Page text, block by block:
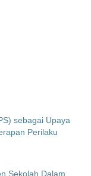
sebagai Upaya
Perilaku
Sekolah Dalam